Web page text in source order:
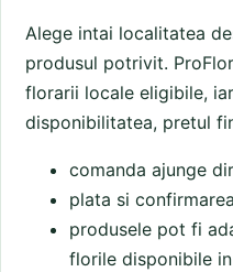
Alege intai localitatea
produsul potrivit.
florarii locale eligibile,
disponibilitatea, pretul
comanda ajunge
plata si
produsele pot fi
florile disponibile